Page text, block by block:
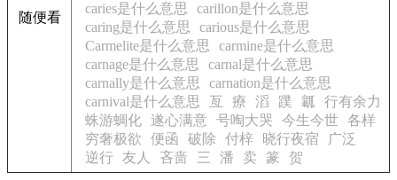
随便看
caries是什么意思
carillon是什么意思
caring是什么意思
carious是什么意思
Carmelite是什么意思
carmine是什么意思
carnage是什么意思
carnal是什么意思
carnally是什么意思
carnation是什么意思
carnival是什么意思
亙 療 滔 蹼 瓤
行有余力
蛛游蜩化 遂心满意 号啕大哭 今生今世 各样
穷奢极欲
便函 破除 付梓 晓行夜宿
广泛
逆行
友人 吝啬 三 潘 卖 篆 贺